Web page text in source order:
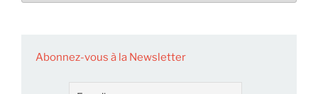
Abonnez-vous à la Newsletter